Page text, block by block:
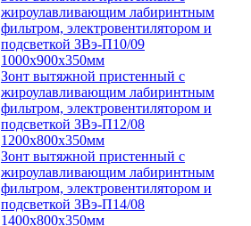
жироулавливающим лабиринтным
фильтром, электровентилятором и
подсветкой ЗВэ-П10/09
1000х900х350мм
Зонт вытяжной пристенный с
жироулавливающим лабиринтным
фильтром, электровентилятором и
подсветкой ЗВэ-П12/08
1200х800х350мм
Зонт вытяжной пристенный с
жироулавливающим лабиринтным
фильтром, электровентилятором и
подсветкой ЗВэ-П14/08
1400х800х350мм